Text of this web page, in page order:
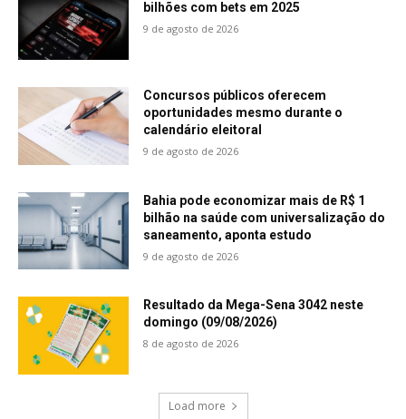
bilhões com bets em 2025
9 de agosto de 2026
Concursos públicos oferecem
oportunidades mesmo durante o
calendário eleitoral
9 de agosto de 2026
Bahia pode economizar mais de R$ 1
bilhão na saúde com universalização do
saneamento, aponta estudo
9 de agosto de 2026
Resultado da Mega-Sena 3042 neste
domingo (09/08/2026)
8 de agosto de 2026
Load more